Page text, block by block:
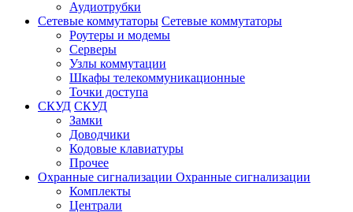
Аудиотрубки
Сетевые коммутаторы Сетевые коммутаторы
Роутеры и модемы
Серверы
Узлы коммутации
Шкафы телекоммуникационные
Точки доступа
СКУД СКУД
Замки
Доводчики
Кодовые клавиатуры
Прочее
Охранные сигнализации Охранные сигнализации
Комплекты
Централи